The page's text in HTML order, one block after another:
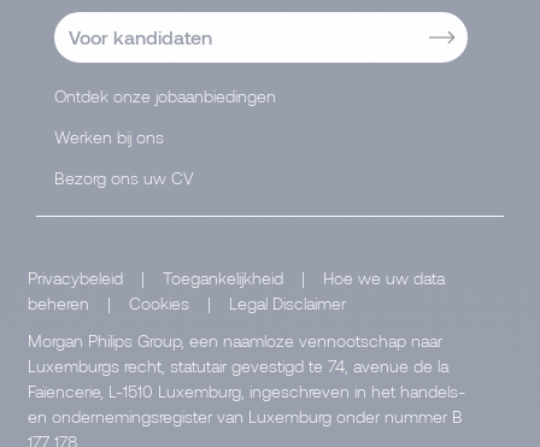
Voor kandidaten
Ontdek onze jobaanbiedingen
Werken bij ons
Bezorg ons uw CV
Privacybeleid | Toegankelijkheid |
Hoe we uw data
beheren
| Cookies |
Legal Disclaimer
Morgan Philips Group, een naamloze vennootschap naar
Luxemburgs recht, statutair gevestigd te 74, avenue de la
Faïencerie, L-1510 Luxemburg, ingeschreven in het handels-
en ondernemingsregister van Luxemburg onder nummer B
177 178.